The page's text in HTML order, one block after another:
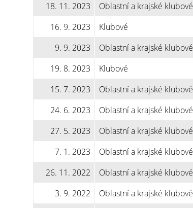
18. 11. 2023
Oblastní a krajské klubové
16. 9. 2023
Klubové
9. 9. 2023
Oblastní a krajské klubové
19. 8. 2023
Klubové
15. 7. 2023
Oblastní a krajské klubové
24. 6. 2023
Oblastní a krajské klubové
27. 5. 2023
Oblastní a krajské klubové
7. 1. 2023
Oblastní a krajské klubové
26. 11. 2022
Oblastní a krajské klubové
3. 9. 2022
Oblastní a krajské klubové